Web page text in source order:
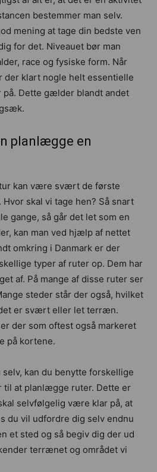
bestemmer man selv.
mening at tage din bedste ven
for det. Niveauet bør man
race og fysiske form. Når
der klart nogle helt essentielle
på. Dette gælder blandt andet
planlægge en
kan være svært de første
Hvor skal vi tage hen? Så snart
gange, så går det let som en
kan man ved hjælp af nettet
omkring i Danmark er der
typer af ruter op. Dem har
af. På mange af disse ruter ser
steder står der også, hvilket
er svært eller let terræn.
der som oftest også markeret
på kortene.
kan du benytte forskellige
til at planlægge ruter. Dette er
selvfølgelig være klar på, at
du vil udfordre dig selv endnu
et sted og så begiv dig der ud
terrænet og området vi